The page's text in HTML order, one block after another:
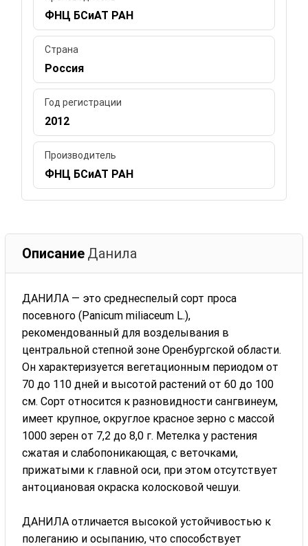
ФНЦ БСиАТ РАН
Страна
Россия
Год регистрации
2012
Производитель
ФНЦ БСиАТ РАН
Описание Данила
ДАНИЛА — это среднеспелый сорт проса
посевного (Panicum miliaceum L.),
рекомендованный для возделывания в
центральной степной зоне Оренбургской области.
Он характеризуется вегетационным периодом от
70 до 110 дней и высотой растений от 60 до 100
см. Сорт относится к разновидности сангвинеум,
имеет крупное, округлое красное зерно с массой
1000 зерен от 7,2 до 8,0 г. Метелка у растения
сжатая и слабопоникающая, с веточками,
прижатыми к главной оси, при этом отсутствует
антоциановая окраска колосковой чешуи.
ДАНИЛА отличается высокой устойчивостью к
полеганию и осыпанию, что способствует